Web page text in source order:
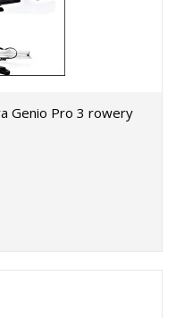
Genio Pro 3 rowery